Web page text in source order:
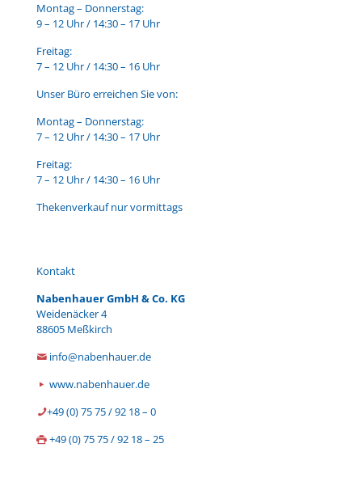
Montag – Donnerstag:
9 – 12 Uhr / 14:30 – 17 Uhr
Freitag:
7 – 12 Uhr / 14:30 – 16 Uhr
Unser Büro erreichen Sie von:
Montag – Donnerstag:
7 – 12 Uhr / 14:30 – 17 Uhr
Freitag:
7 – 12 Uhr / 14:30 – 16 Uhr
Thekenverkauf nur vormittags
Kontakt
Nabenhauer GmbH & Co. KG
Weidenäcker 4
88605 Meßkirch
info@nabenhauer.de
www.nabenhauer.de
+49 (0) 75 75 / 92 18 – 0
+49 (0) 75 75 / 92 18 – 25